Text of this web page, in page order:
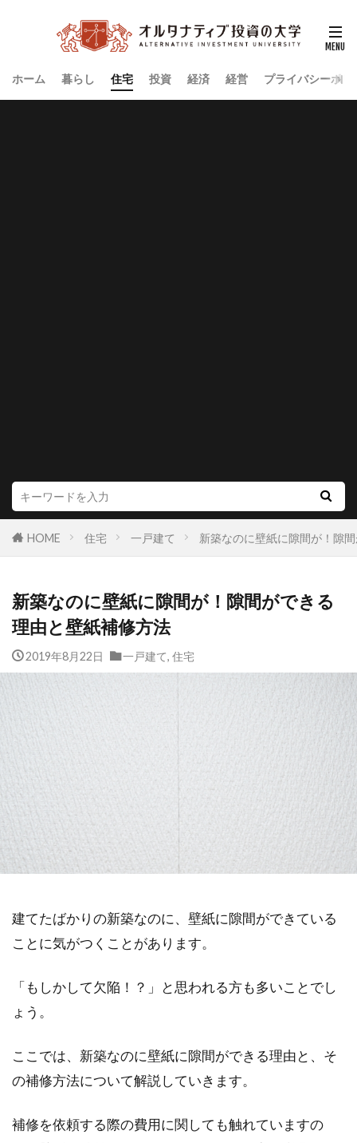
ホーム 暮らし 住宅 投資 経済 経営 プライバシーポリ
HOME 住宅 一戸建て 新築なのに壁紙に隙間が！隙
新築なのに壁紙に隙間が！隙間ができる
理由と壁紙補修方法
2019年8月22日 一戸建て, 住宅
建てたばかりの新築なのに、壁紙に隙間ができている
ことに気がつくことがあります。
「もしかして欠陥！？」と思われる方も多いことでし
ょう。
ここでは、新築なのに壁紙に隙間ができる理由と、そ
の補修方法について解説していきます。
補修を依頼する際の費用に関しても触れていますの